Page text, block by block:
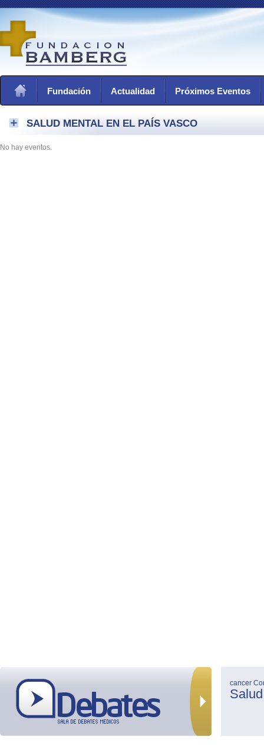
Fundación Actualidad Próximos Eventos
SALUD MENTAL EN EL PAÍS VASCO
No hay eventos.
cancer
Salud